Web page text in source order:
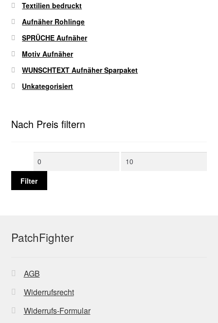
Textilien bedruckt
Aufnäher Rohlinge
SPRÜCHE Aufnäher
Motiv Aufnäher
WUNSCHTEXT Aufnäher Sparpaket
Unkategorisiert
Nach Preis filtern
Min.
Max.
Filter
PatchFighter
AGB
Widerrufsrecht
Widerrufs-Formular